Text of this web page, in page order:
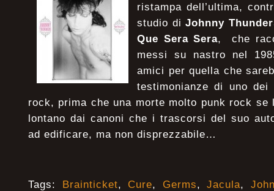
ristampa dell’ultima,
studio di Johnny
Que Sera Sera, che
messi su nastro nel
amici per quella che
testimonianze di uno
rock, prima che una morte molto punk rock
lontano dai canoni che i trascorsi del suo
ad edificare, ma non disprezzabile…
Tags: Brainticket, Cure, Germs,Jacula,